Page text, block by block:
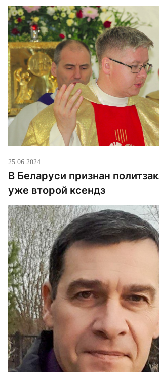
25.06.2024
В Беларуси признан
уже второй ксендз